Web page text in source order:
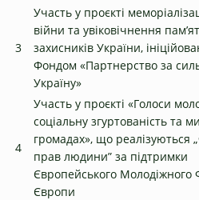
3
Участь у проєкті
війни та увіковічнення
захисників України,
Фондом «Партнерство за
Україну»
4
Участь у проєкті «Голоси
соціальну згуртованість та
громадах», що реалізуються
прав людини” за підтримки
Європейського Молодіжного
Європи